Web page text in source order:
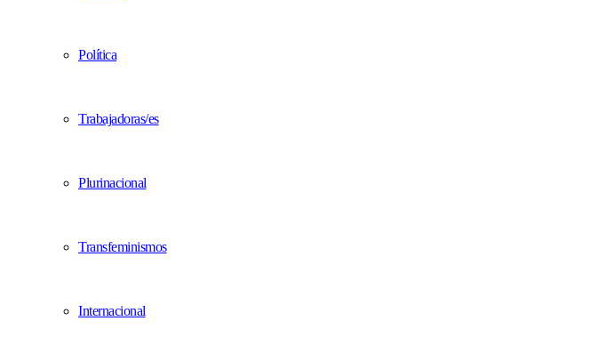
Política
Trabajadoras/es
Plurinacional
Transfeminismos
Internacional